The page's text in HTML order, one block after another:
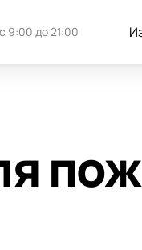
с 9:00 до 21:00